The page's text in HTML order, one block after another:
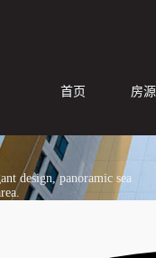
首页
房源
design, panoramic sea